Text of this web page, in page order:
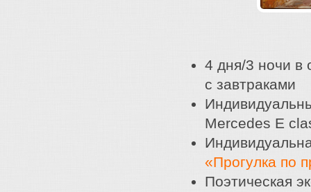
4 дня/3 ночи в
с завтраками
Mercedes E
«Прогулка по
Поэтическая